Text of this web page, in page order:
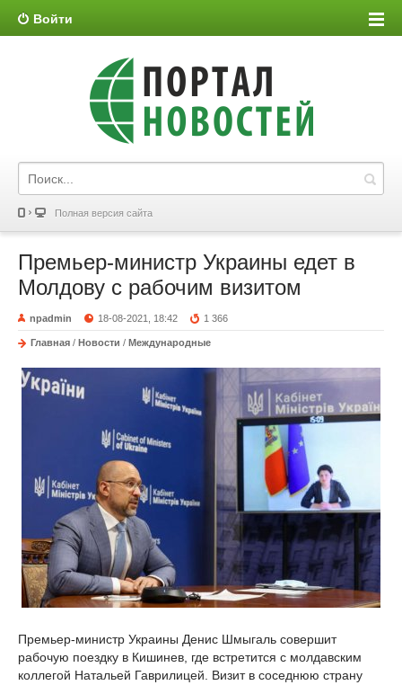
Войти
Полная версия сайта
Премьер-министр Украины едет в
Молдову с рабочим визитом
npadmin 18-08-2021, 18:42 1 366
Главная / Новости / Международные
Премьер-министр Украины Денис Шмыгаль совершит
рабочую поездку в Кишинев, где встретится с молдавским
коллегой Натальей Гаврилицей. Визит в соседнюю страну